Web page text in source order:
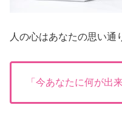
人の心はあなたの思い通
「今あなたに何が出